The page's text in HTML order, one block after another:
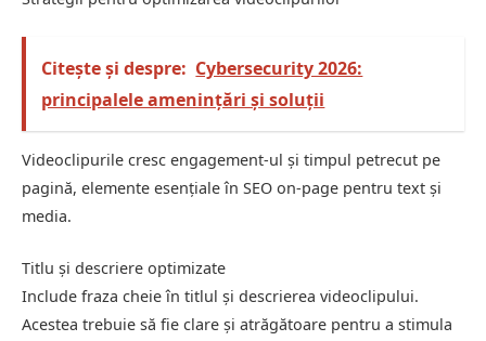
Citește și despre: Cybersecurity 2026:
principalele amenințări și soluții
Videoclipurile cresc engagement-ul și timpul petrecut pe
pagină, elemente esențiale în SEO on-page pentru text și
media.
Titlu și descriere optimizate
Include fraza cheie în titlul și descrierea videoclipului.
Acestea trebuie să fie clare și atrăgătoare pentru a stimula